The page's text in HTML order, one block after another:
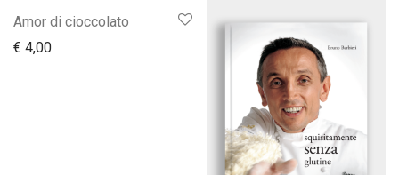
Amor di cioccolato
€ 4,00